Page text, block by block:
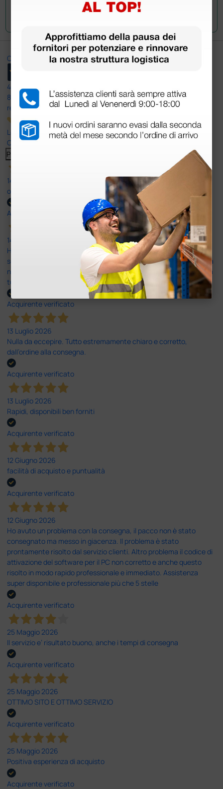
Invia la tua domanda
Ottimo
4,6
/5
8.330
recensioni
Le nostre recensioni a 4 e 5 stelle.
Clicca qui per leggerle tutte >
Precedente
14 Luglio 2026
ottima
Acquirente verificato
14 Luglio 2026
Ho acquistato un ecografo da Doctor Shop e sono rimasto molto
soddisfatto dell'esperienza. Apparecchiatura di qualità, consegna
nei tempi previsti e un servizio clienti disponibile che ha risposto a
tutti i miei dubbi prima dell'acquisto. Consigliato
Acquirente verificato
13 Luglio 2026
Nulla da eccepire. Tutto estremamente chiaro e corretto,
dall’ordine alla consegna.
Acquirente verificato
13 Luglio 2026
Rapidi, disponibili ben forniti
Acquirente verificato
12 Giugno 2026
facilità di acquisto e puntualità
Acquirente verificato
12 Giugno 2026
Ho avuto un problema con la consegna, il pacco non è stato
consegnato ma messo in giacenza. Il problema è stato
prontamente risolto dal servizio clienti. Altro problema il codice di
attivazione del software per il PC non corretto e anche questo
risolto in modo rapido professionale e immediato. Assistenza
super disponibile e professionale più che 5 stelle
Acquirente verificato
25 Maggio 2026
Il servizio e’ risultato buono, anche i tempi di consegna
Acquirente verificato
25 Maggio 2026
OTTIMO SITO E OTTIMO SERVIZIO
Acquirente verificato
25 Maggio 2026
Positiva esperienza di acquisto
Acquirente verificato